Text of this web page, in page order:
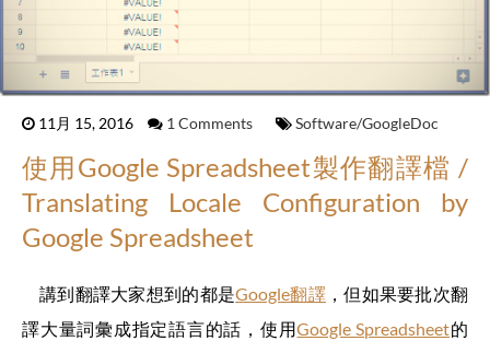
11月 15, 2016 1 Comments Software/GoogleDoc
使用Google Spreadsheet製作翻譯檔 /
Translating Locale Configuration by
Google Spreadsheet
講到翻譯大家想到的都是Google翻譯 ，但如果要批次翻
譯大量詞彙成指定語言的話，使用Google Spreadsheet的